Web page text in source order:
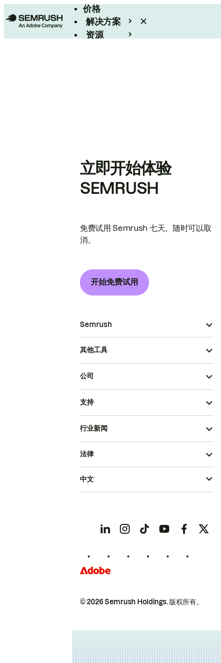
价格
解决方案
资源
立即开始体验
SEMRUSH
免费试用 Semrush 七天。随时可以取
消。
开始免费试用
Semrush
其他工具
公司
支持
行业新闻
© 2026 Semrush Holdings.版权所有。
法律
中文